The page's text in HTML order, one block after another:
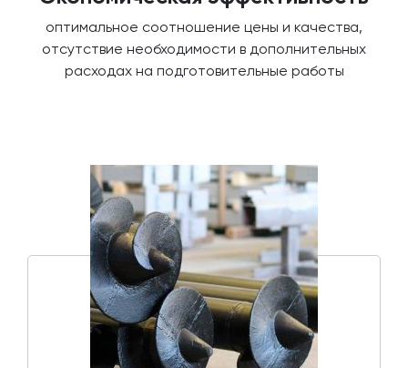
оптимальное соотношение цены и качества,
отсутствие необходимости в дополнительных
расходах на подготовительные работы